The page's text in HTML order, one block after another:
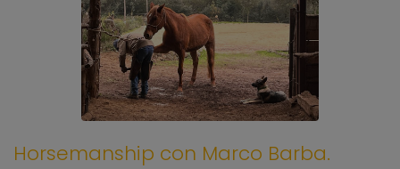
Horsemanship con Marco Barba.